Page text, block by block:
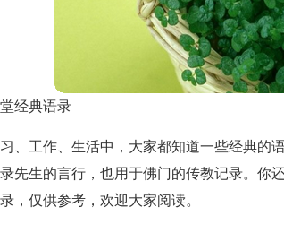
经典语录
、工作、生活中，大家都知道一些经典的
先生的言行，也用于佛门的传教记录。你
，仅供参考，欢迎大家阅读。